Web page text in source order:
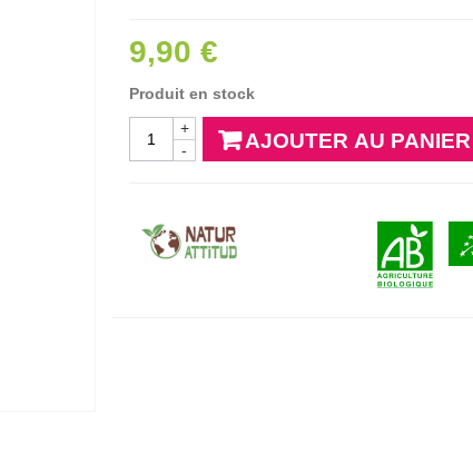
9,90 €
Produit en stock
-
+
AJOUTER AU PANIER